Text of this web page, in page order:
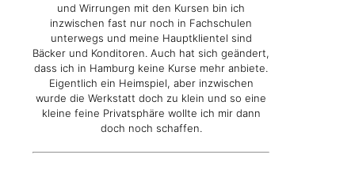
und Wirrungen mit den Kursen bin ich
inzwischen fast nur noch in Fachschulen
unterwegs und meine Hauptklientel sind
Bäcker und Konditoren. Auch hat sich geändert,
dass ich in Hamburg keine Kurse mehr anbiete.
Eigentlich ein Heimspiel, aber inzwischen
wurde die Werkstatt doch zu klein und so eine
kleine feine Privatsphäre wollte ich mir dann
doch noch schaffen.